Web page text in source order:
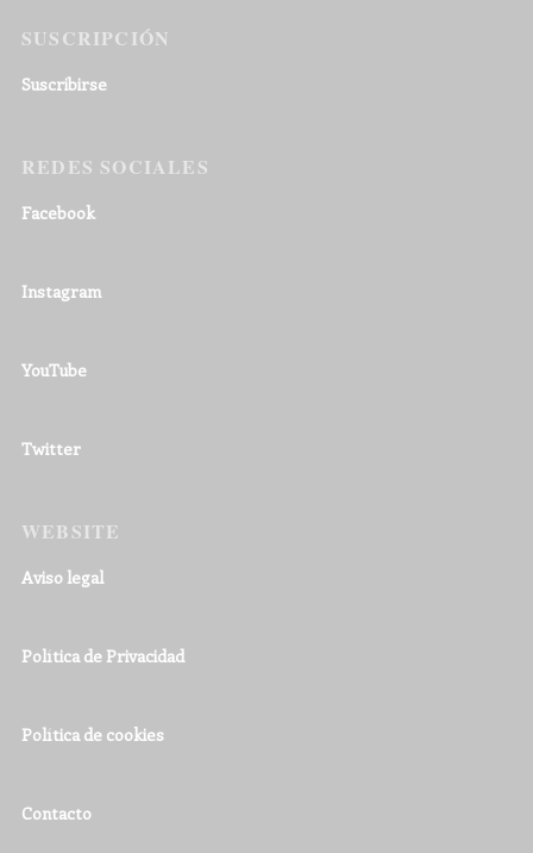
SUSCRIPCIÓN
Suscribirse
REDES SOCIALES
Facebook
Instagram
YouTube
Twitter
WEBSITE
Aviso legal
Política de Privacidad
Política de cookies
Contacto